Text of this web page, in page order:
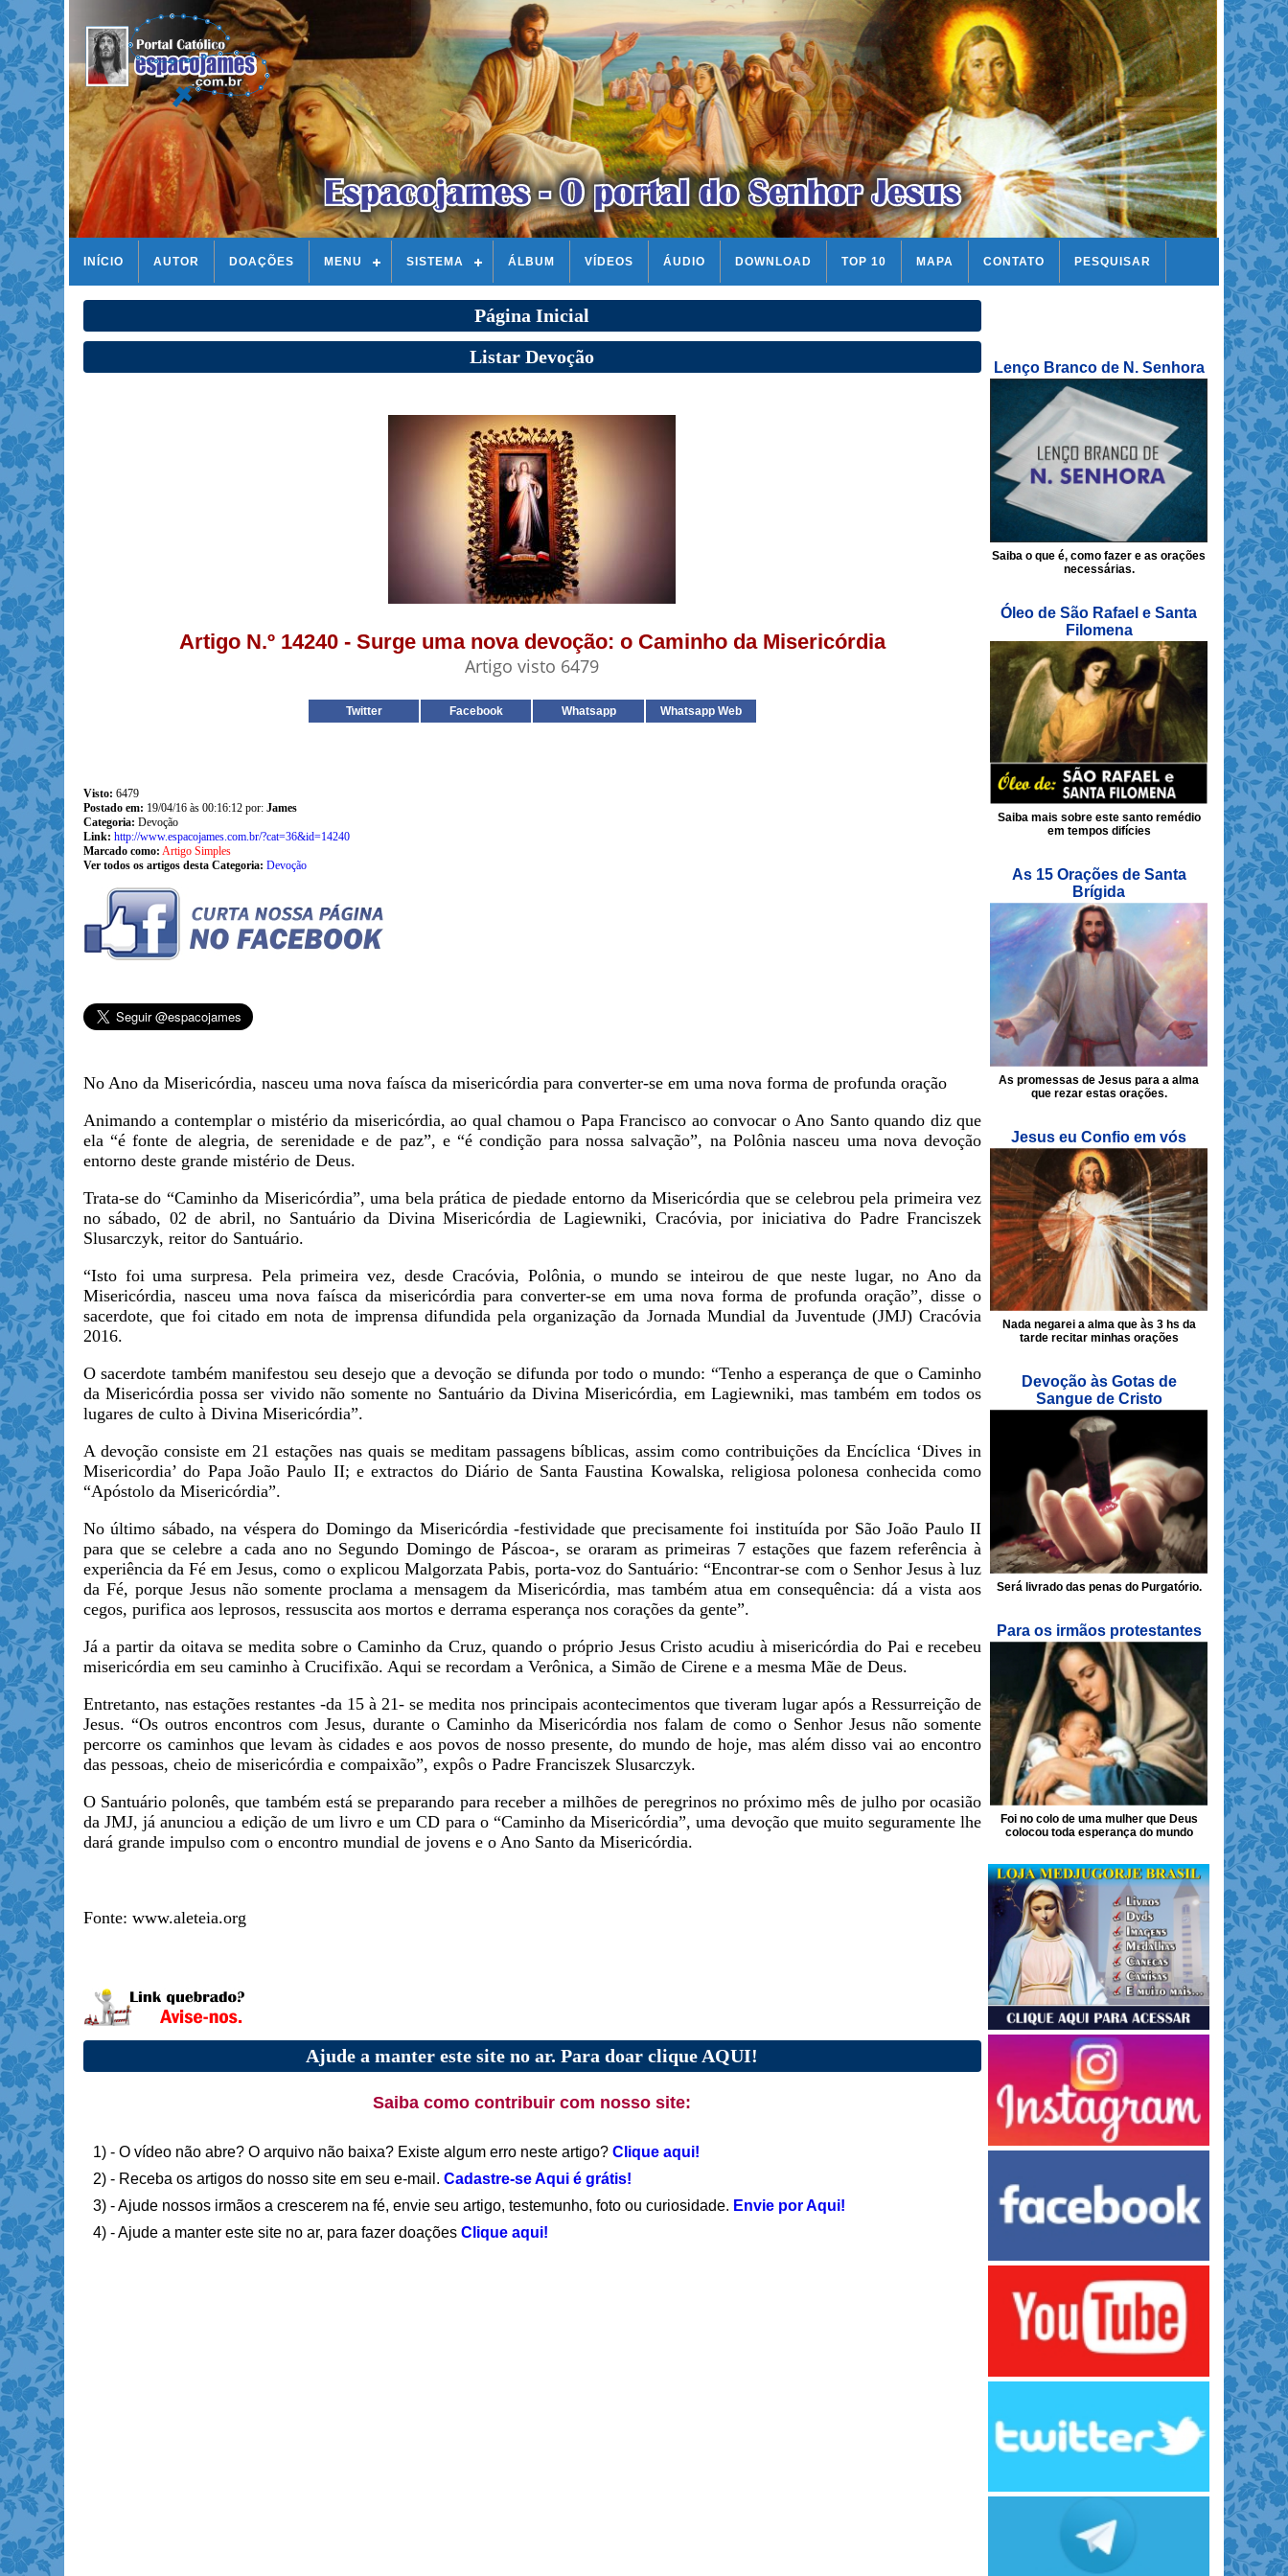
INÍCIO AUTOR DOAÇÕES MENU SISTEMA ÁLBUM VÍDEOS ÁUDIO DOWNLOAD TOP 10 MAPA CONTATO PESQUISAR
Página Inicial
Listar Devoção
Artigo N.º 14240 - Surge uma nova devoção: o Caminho da Misericórdia
Artigo visto 6479
Twitter Facebook Whatsapp Whatsapp Web
Visto: 6479
Postado em: 19/04/16 às 00:16:12 por: James
Categoria: Devoção
Link: http://www.espacojames.com.br/?cat=36&id=14240
Marcado como: Artigo Simples
Ver todos os artigos desta Categoria: Devoção
No Ano da Misericórdia, nasceu uma nova faísca da misericórdia para converter-se em uma nova forma de profunda oração
Animando a contemplar o mistério da misericórdia, ao qual chamou o Papa Francisco ao convocar o Ano Santo quando diz que
ela “é fonte de alegria, de serenidade e de paz”, e “é condição para nossa salvação”, na Polônia nasceu uma nova devoção
entorno deste grande mistério de Deus.
Trata-se do “Caminho da Misericórdia”, uma bela prática de piedade entorno da Misericórdia que se celebrou pela primeira vez
no sábado, 02 de abril, no Santuário da Divina Misericórdia de Lagiewniki, Cracóvia, por iniciativa do Padre Franciszek
Slusarczyk, reitor do Santuário.
“Isto foi uma surpresa. Pela primeira vez, desde Cracóvia, Polônia, o mundo se inteirou de que neste lugar, no Ano da
Misericórdia, nasceu uma nova faísca da misericórdia para converter-se em uma nova forma de profunda oração”, disse o
sacerdote, que foi citado em nota de imprensa difundida pela organização da Jornada Mundial da Juventude (JMJ) Cracóvia
2016.
O sacerdote também manifestou seu desejo que a devoção se difunda por todo o mundo: “Tenho a esperança de que o Caminho
da Misericórdia possa ser vivido não somente no Santuário da Divina Misericórdia, em Lagiewniki, mas também em todos os
lugares de culto à Divina Misericórdia”.
A devoção consiste em 21 estações nas quais se meditam passagens bíblicas, assim como contribuições da Encíclica ‘Dives in
Misericordia’ do Papa João Paulo II; e extractos do Diário de Santa Faustina Kowalska, religiosa polonesa conhecida como
“Apóstolo da Misericórdia”.
No último sábado, na véspera do Domingo da Misericórdia -festividade que precisamente foi instituída por São João Paulo II
para que se celebre a cada ano no Segundo Domingo de Páscoa-, se oraram as primeiras 7 estações que fazem referência à
experiência da Fé em Jesus, como o explicou Malgorzata Pabis, porta-voz do Santuário: “Encontrar-se com o Senhor Jesus à luz
da Fé, porque Jesus não somente proclama a mensagem da Misericórdia, mas também atua em consequência: dá a vista aos
cegos, purifica aos leprosos, ressuscita aos mortos e derrama esperança nos corações da gente”.
Já a partir da oitava se medita sobre o Caminho da Cruz, quando o próprio Jesus Cristo acudiu à misericórdia do Pai e recebeu
misericórdia em seu caminho à Crucifixão. Aqui se recordam a Verônica, a Simão de Cirene e a mesma Mãe de Deus.
Entretanto, nas estações restantes -da 15 à 21- se medita nos principais acontecimentos que tiveram lugar após a Ressurreição de
Jesus. “Os outros encontros com Jesus, durante o Caminho da Misericórdia nos falam de como o Senhor Jesus não somente
percorre os caminhos que levam às cidades e aos povos de nosso presente, do mundo de hoje, mas além disso vai ao encontro
das pessoas, cheio de misericórdia e compaixão”, expôs o Padre Franciszek Slusarczyk.
O Santuário polonês, que também está se preparando para receber a milhões de peregrinos no próximo mês de julho por ocasião
da JMJ, já anunciou a edição de um livro e um CD para o “Caminho da Misericórdia”, uma devoção que muito seguramente lhe
dará grande impulso com o encontro mundial de jovens e o Ano Santo da Misericórdia.
Fonte: www.aleteia.org
Ajude a manter este site no ar. Para doar clique AQUI!
Saiba como contribuir com nosso site:
1) - O vídeo não abre? O arquivo não baixa? Existe algum erro neste artigo? Clique aqui!
2) - Receba os artigos do nosso site em seu e-mail. Cadastre-se Aqui é grátis!
3) - Ajude nossos irmãos a crescerem na fé, envie seu artigo, testemunho, foto ou curiosidade. Envie por Aqui!
4) - Ajude a manter este site no ar, para fazer doações Clique aqui!
Lenço Branco de N. Senhora
Saiba o que é, como fazer e as orações
necessárias.
Óleo de São Rafael e Santa
Filomena
Saiba mais sobre este santo remédio
em tempos difícies
As 15 Orações de Santa
Brígida
As promessas de Jesus para a alma
que rezar estas orações.
Jesus eu Confio em vós
Nada negarei a alma que às 3 hs da
tarde recitar minhas orações
Devoção às Gotas de
Sangue de Cristo
Será livrado das penas do Purgatório.
Para os irmãos protestantes
Foi no colo de uma mulher que Deus
colocou toda esperança do mundo